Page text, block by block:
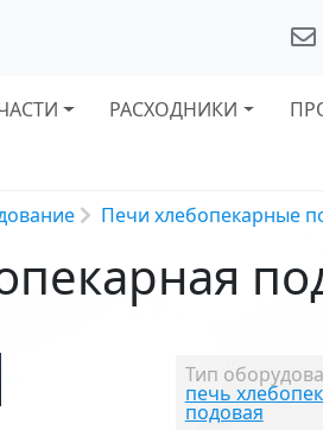
РАСХОДНИКИ
Печи хлебопекарные
Тип
печь
подовая